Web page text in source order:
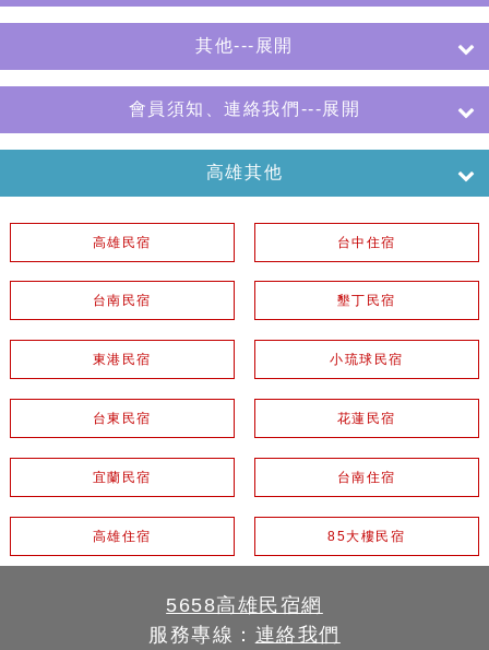
其他---展開
會員須知、連絡我們---展開
高雄其他
高雄民宿 台中住宿
台南民宿 墾丁民宿
東港民宿 小琉球民宿
台東民宿 花蓮民宿
宜蘭民宿 台南住宿
高雄住宿 85大樓民宿
5658高雄民宿網
服務專線： 連絡我們